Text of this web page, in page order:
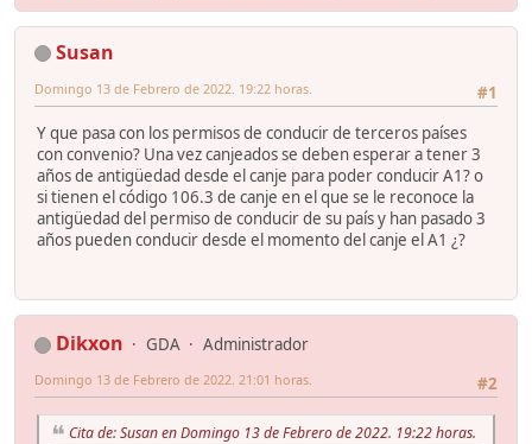
Susan
#1
Domingo 13 de Febrero de 2022. 19:22 horas.
Y que pasa con los permisos de conducir de terceros países
con convenio? Una vez canjeados se deben esperar a tener 3
años de antigüedad desde el canje para poder conducir A1? o
si tienen el código 106.3 de canje en el que se le reconoce la
antigüedad del permiso de conducir de su país y han pasado 3
años pueden conducir desde el momento del canje el A1 ¿?
Dikxon GDA
Administrador
#2
Domingo 13 de Febrero de 2022. 21:01 horas.
Cita de: Susan en Domingo 13 de Febrero de 2022. 19:22 horas.